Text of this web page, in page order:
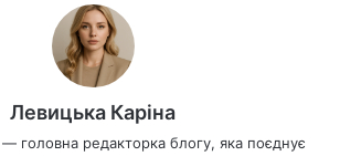
Левицька Каріна
— головна редакторка блогу, яка поєднує